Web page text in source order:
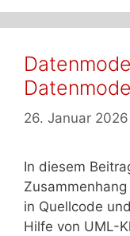
26. Januar 2026
In diesem
in Quellcode
Hilfe von UML-